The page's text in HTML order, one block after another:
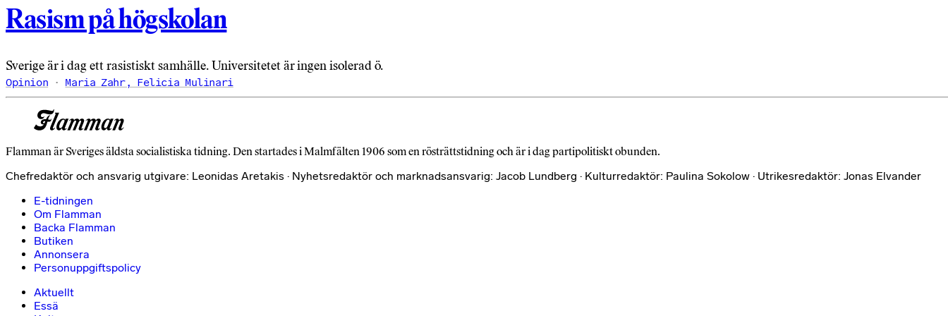
Rasism på högskolan
Sverige är i dag ett rasistiskt samhälle. Universitetet är ingen isolerad ö.
Opinion Maria Zahr, Felicia Mulinari
Flamman är Sveriges äldsta socialistiska tidning. Den startades i Malmfälten 1906 som en rösträttstidning och är i dag partipolitiskt obunden.
Chefredaktör och ansvarig utgivare: Leonidas Aretakis · Nyhetsredaktör och marknadsansvarig: Jacob Lundberg · Kulturredaktör: Paulina Sokolow · Utrikesredaktör: Jonas Elvander
E-tidningen
Om Flamman
Backa Flamman
Butiken
Annonsera
Personuppgiftspolicy
Aktuellt
Essä